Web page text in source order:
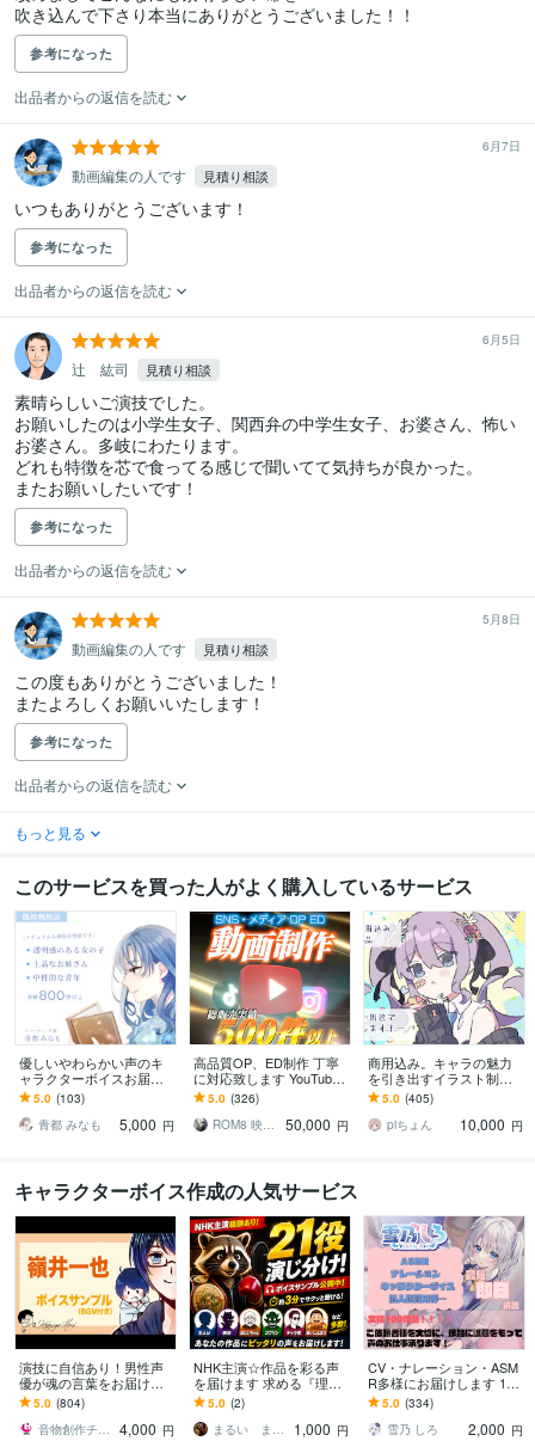
吹き込んで下さり本当にありがとうございました！！
参考になった
出品者からの返信を読む
6月7日
動画編集の人です 見積り相談
いつもありがとうございます！
参考になった
出品者からの返信を読む
6月5日
辻 紘司 見積り相談
素晴らしいご演技でした。
お願いしたのは小学生女子、関西弁の中学生女子、お婆さん、怖い
お婆さん。多岐にわたります。
どれも特徴を芯で食ってる感じで聞いてて気持ちが良かった。
またお願いしたいです！
参考になった
出品者からの返信を読む
5月8日
動画編集の人です 見積り相談
この度もありがとうございました！
またよろしくお願いいたします！
参考になった
出品者からの返信を読む
もっと見る
このサービスを買った人がよく購入しているサービス
優しいやわらかい声のキ
ャラクターボイスお届け
します ゲーム·漫画動画·音
声作品·吹き替えなど幅広
く対応
5.0 (103)
青都 みなも
5,000 円
高品質OP、ED制作 丁寧
に対応致します YouTube
初心者からベテランまで
使える豊富なラインナッ
プ
5.0 (326)
ROM8 映像クリエイター
50,000 円
商用込み。キャラの魅力
を引き出すイラスト制作
します 配信イラスト、M
V、挿絵、グッズ、幅広い
用途でご対応可能です
5.0 (405)
piちょん
10,000 円
キャラクターボイス作成の人気サービス
演技に自信あり！男性声
優が魂の言葉をお届けし
ます 演じ分け可能！ナレ
ーションもハイクオリテ
ィでお応えします！
5.0 (804)
音物創作チーム「UMEX」
4,000 円
NHK主演☆作品を彩る声
を届けます 求める『理想
の声』が、この中に必ず
あります。
5.0 (2)
まるい まど【声優・ナレーター】
1,000 円
CV・ナレーション・ASM
R多様にお届けします 100
万超えのマイク、【KU10
0】で収録可能です！
5.0 (334)
雪乃 しろ
2,000 円